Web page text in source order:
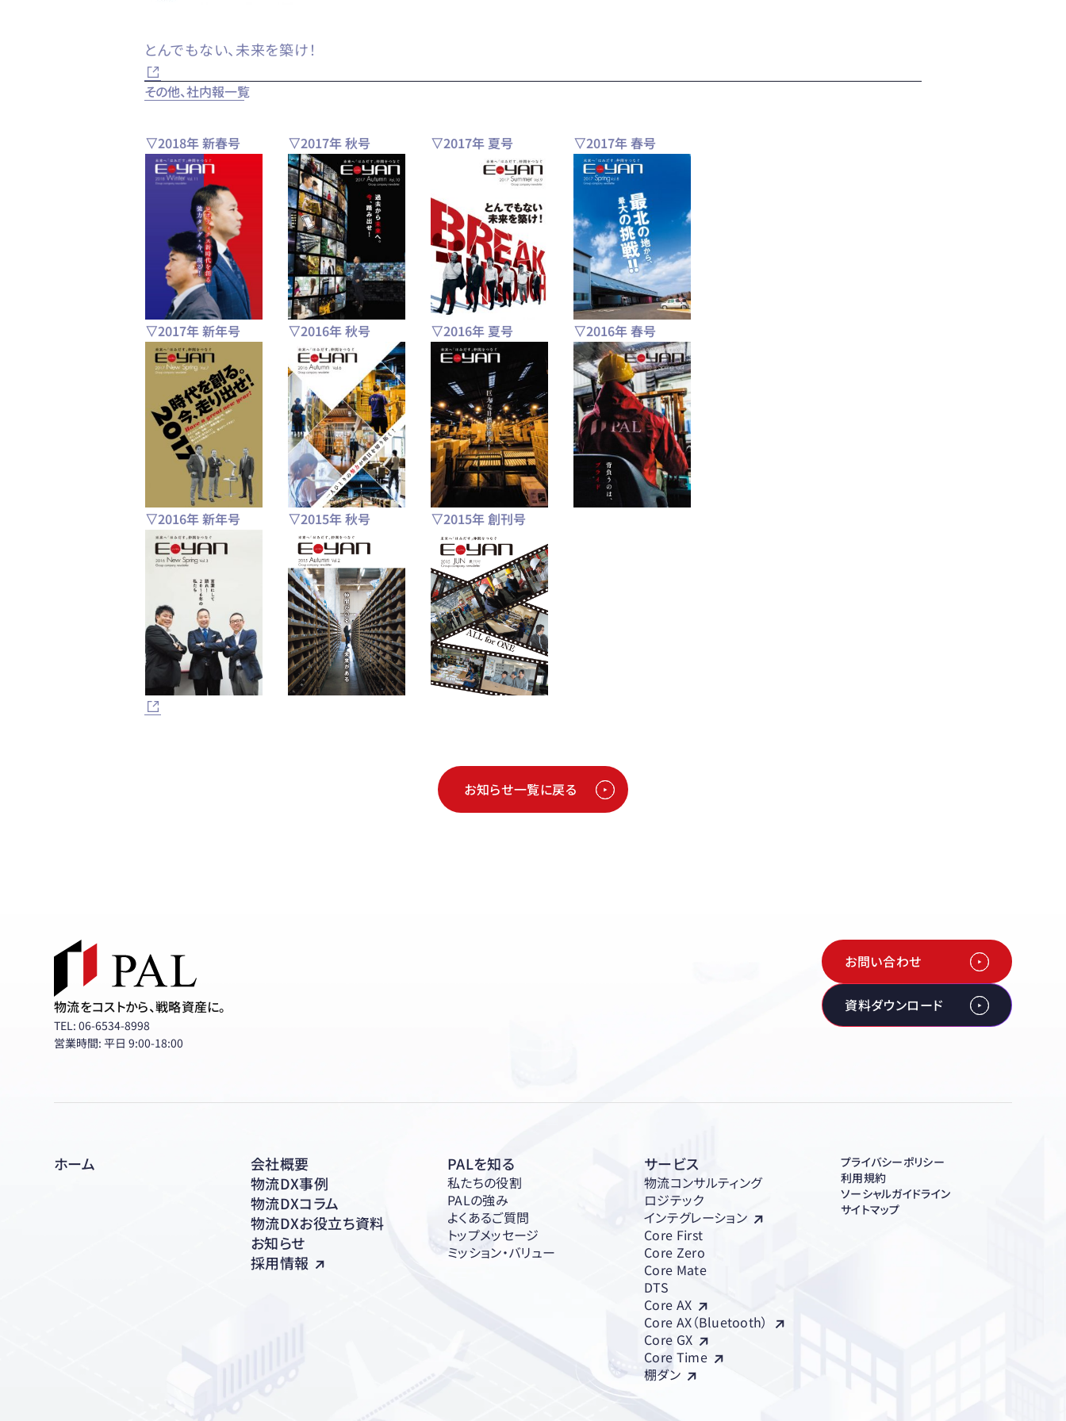
とんでもない、未来を築け！
その他、社内報一覧
▽2018年 新春号 ▽2017年 秋号 ▽2017年 夏号 ▽2017年 春号
▽2017年 新年号 ▽2016年 秋号 ▽2016年 夏号 ▽2016年 春号
▽2016年 新年号 ▽2015年 秋号 ▽2015年 創刊号
お知らせ一覧に戻る
物流をコストから、戦略資産に。
TEL: 06-6534-8998
営業時間: 平日 9:00-18:00
お問い合わせ
資料ダウンロード
ホーム
会社概要
物流DX事例
物流DXコラム
物流DXお役立ち資料
お知らせ
採用情報
PALを知る
私たちの役割
PALの強み
よくあるご質問
トップメッセージ
ミッション・バリュー
サービス
物流コンサルティング
ロジテック
インテグレーション
Core First
Core Zero
Core Mate
DTS
Core AX
Core AX（Bluetooth）
Core GX
Core Time
棚ダン
プライバシーポリシー
利用規約
ソーシャルガイドライン
サイトマップ